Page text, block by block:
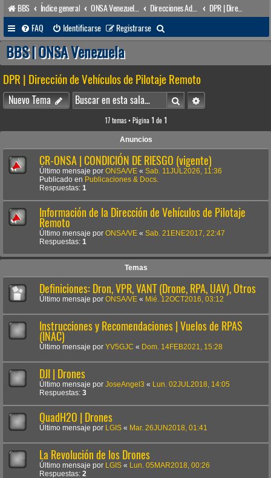
BBS Índice general Direcciones Administrativas
DPR | Dirección de Vehículos de Pilotaje Remoto
FAQ
Identificarse Registrarse
u
c
a
r
BBS | ONSA Venezuela
DPR | Dirección de Vehículos de Pilotaje Remoto
Nuevo Tema BuscarBúsqueda avanzada
17 temas • Página 1 de 1
Anuncios
CR-ONSA | CONDICIÓN DE RIESGO (vigente)
Último mensaje por ONSA/VE « Sab. 11JUL2026, 11:36
Publicado en Publicaciones & Docs.
Respuestas: 1
Información de la Dirección de Vehículos de Pilotaje
Remoto
Último mensaje por ONSA/VE « Sab. 21ENE2017, 22:47
Respuestas: 1
Temas
Definiciones: Dron, VPR, VANT (Drone, RPA, UAV), Otros
Último mensaje por ONSA/VE « Mié. 12OCT2016, 03:12
Instrucciones y Recomendaciones | Vuelos de RPAS
(INAC)
Último mensaje por YV5GJC « Dom. 14FEB2021, 15:28
DJI | Drones
Último mensaje por JoseAngel3 «
Lun. 02JUL2018, 14:05
Respuestas: 3
QuadH2O | Drones
Último mensaje por LGIS « Mar. 26JUN2018, 01:41
La Revolución de los Drones
Último mensaje por LGIS «
Lun. 05MAR2018, 00:26
Respuestas: 2